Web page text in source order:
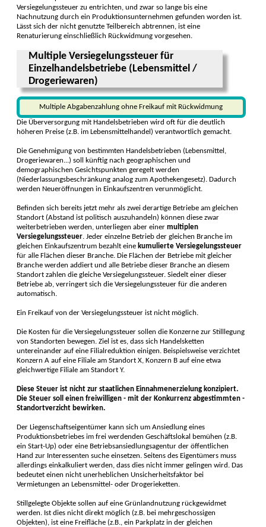
Versiegelungssteuer zu entrichten, und zwar so lange bis eine
Nachnutzung durch ein Produktionsunternehmen gefunden worden ist.
Lässt sich der nicht genutzte Teilbereich abtrennen, ist eine
Renaturierung einschließlich Rückwidmung vorgesehen.
Multiple Versiegelungssteuer für
Einzelhandelsbetriebe (Lebensmittel /
Drogeriewaren)
Multiple Abgabenzahlung ohne Freikauf mit Rückwidmung
Die Überversorgung mit Handelsbetrieben wird oft für die deutlich
höheren Preise (z.B. im Lebensmittelhandel) verantwortlich gemacht.
Die Genehmigung von bestimmten Handelsbetrieben (Lebensmittel,
Drogeriewaren...) soll künftig nach geographischen und
demographischen Gesichtspunkten geregelt werden
(Niederlassungsbeschränkung analog zum Apothekengesetz). Dadurch
werden Neueröffnungen in Einkaufszentren verunmöglicht.
Befinden sich bereits jetzt mehr als zwei derartige Betriebe am gleichen
Standort (Abstand ist politisch auszuhandeln) können diese zwar
weiterbetrieben werden, unterliegen aber einer multiplen
Versiegelungssteuer. Jeder einzelne Betrieb der gleichen Branche im
gleichen Einkaufszentrum bezahlt eine kumulierte Versiegelungssteuer
für alle Flächen dieser Branche. Die Flächen der Betriebe mit gleicher
Branche werden addiert und alle Betriebe dieser Branche an diesem
Standort zahlen die gleiche Versiegelungssteuer. Siedelt einer dieser
Betriebe ab, verringert sich die Versiegelungssteuer für die anderen
automatisch.
Ein Freikauf von der Versiegelungssteuer ist nicht möglich.
Die Kosten für die Versiegelungssteuer sollen die Konzerne zur Stilllegung
von Standorten bewegen. Ziel ist es, dass sich Handelsketten
untereinander auf eine Filialreduktion einigen. Beispielsweise verzichtet
Konzern A auf eine Filiale am Standort X, Konzern B auf eine etwa
gleichwertige Filiale am Standort Y.
Diese Steuer ist nicht zur staatlichen Einnahmenerzielung konzipiert.
Die Steuer soll einen freiwilligen - mit der Konkurrenz abgestimmten -
Standortverzicht bewirken.
Der Liegenschaftseigentümer kann sich um Ansiedlung eines
Produktionsbetriebes im frei werdenden Geschäftslokal bemühen (z.B.
ein Start-Up) oder eine Betriebsansiedlungsagentur der öffentlichen
Hand zur Interessenten suche einsetzen. Seitens des Eigentümers muss
allerdings einkalkuliert werden, dass dies nicht immer gelingen wird. Das
bedeutet einen nicht unerheblichen Unsicherheitsfaktor bei
Vermietungen an Lebensmittel- oder Drogerieketten.
Stillgelegte Objekte sollen auf eine Grünlandnutzung rückgewidmet
werden. Ist dies nicht direkt möglich (z.B. bei mehrgeschossigen
Objekten), ist eine Freifläche (z.B., ein Parkplatz in der gleichen